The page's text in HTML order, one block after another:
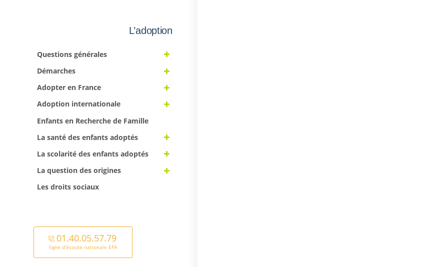
L’adoption
Questions générales
Démarches
Adopter en France
Adoption internationale
Enfants en Recherche de Famille
La santé des enfants adoptés
La scolarité des enfants adoptés
La question des origines
Les droits sociaux
01.40.05.57.79
ligne d’écoute nationale EFA